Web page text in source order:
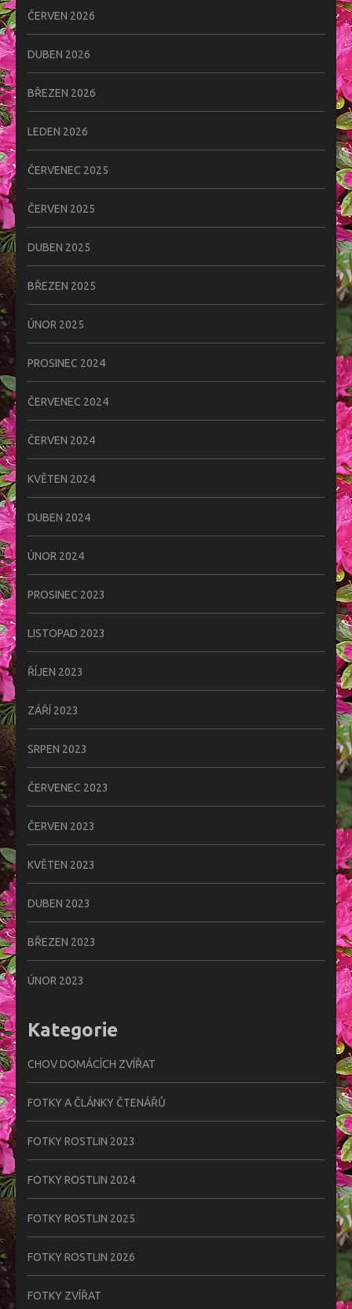
ČERVEN 2026
DUBEN 2026
BŘEZEN 2026
LEDEN 2026
ČERVENEC 2025
ČERVEN 2025
DUBEN 2025
BŘEZEN 2025
ÚNOR 2025
PROSINEC 2024
ČERVENEC 2024
ČERVEN 2024
KVĚTEN 2024
DUBEN 2024
ÚNOR 2024
PROSINEC 2023
LISTOPAD 2023
ŘÍJEN 2023
ZÁŘÍ 2023
SRPEN 2023
ČERVENEC 2023
ČERVEN 2023
KVĚTEN 2023
DUBEN 2023
BŘEZEN 2023
ÚNOR 2023
Kategorie
CHOV DOMÁCÍCH ZVÍŘAT
FOTKY A ČLÁNKY ČTENÁŘŮ
FOTKY ROSTLIN 2023
FOTKY ROSTLIN 2024
FOTKY ROSTLIN 2025
FOTKY ROSTLIN 2026
FOTKY ZVÍŘAT